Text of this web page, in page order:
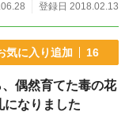
登録日 2018.02.13
気に入り追加 16
偶然育てた毒の花
になりました